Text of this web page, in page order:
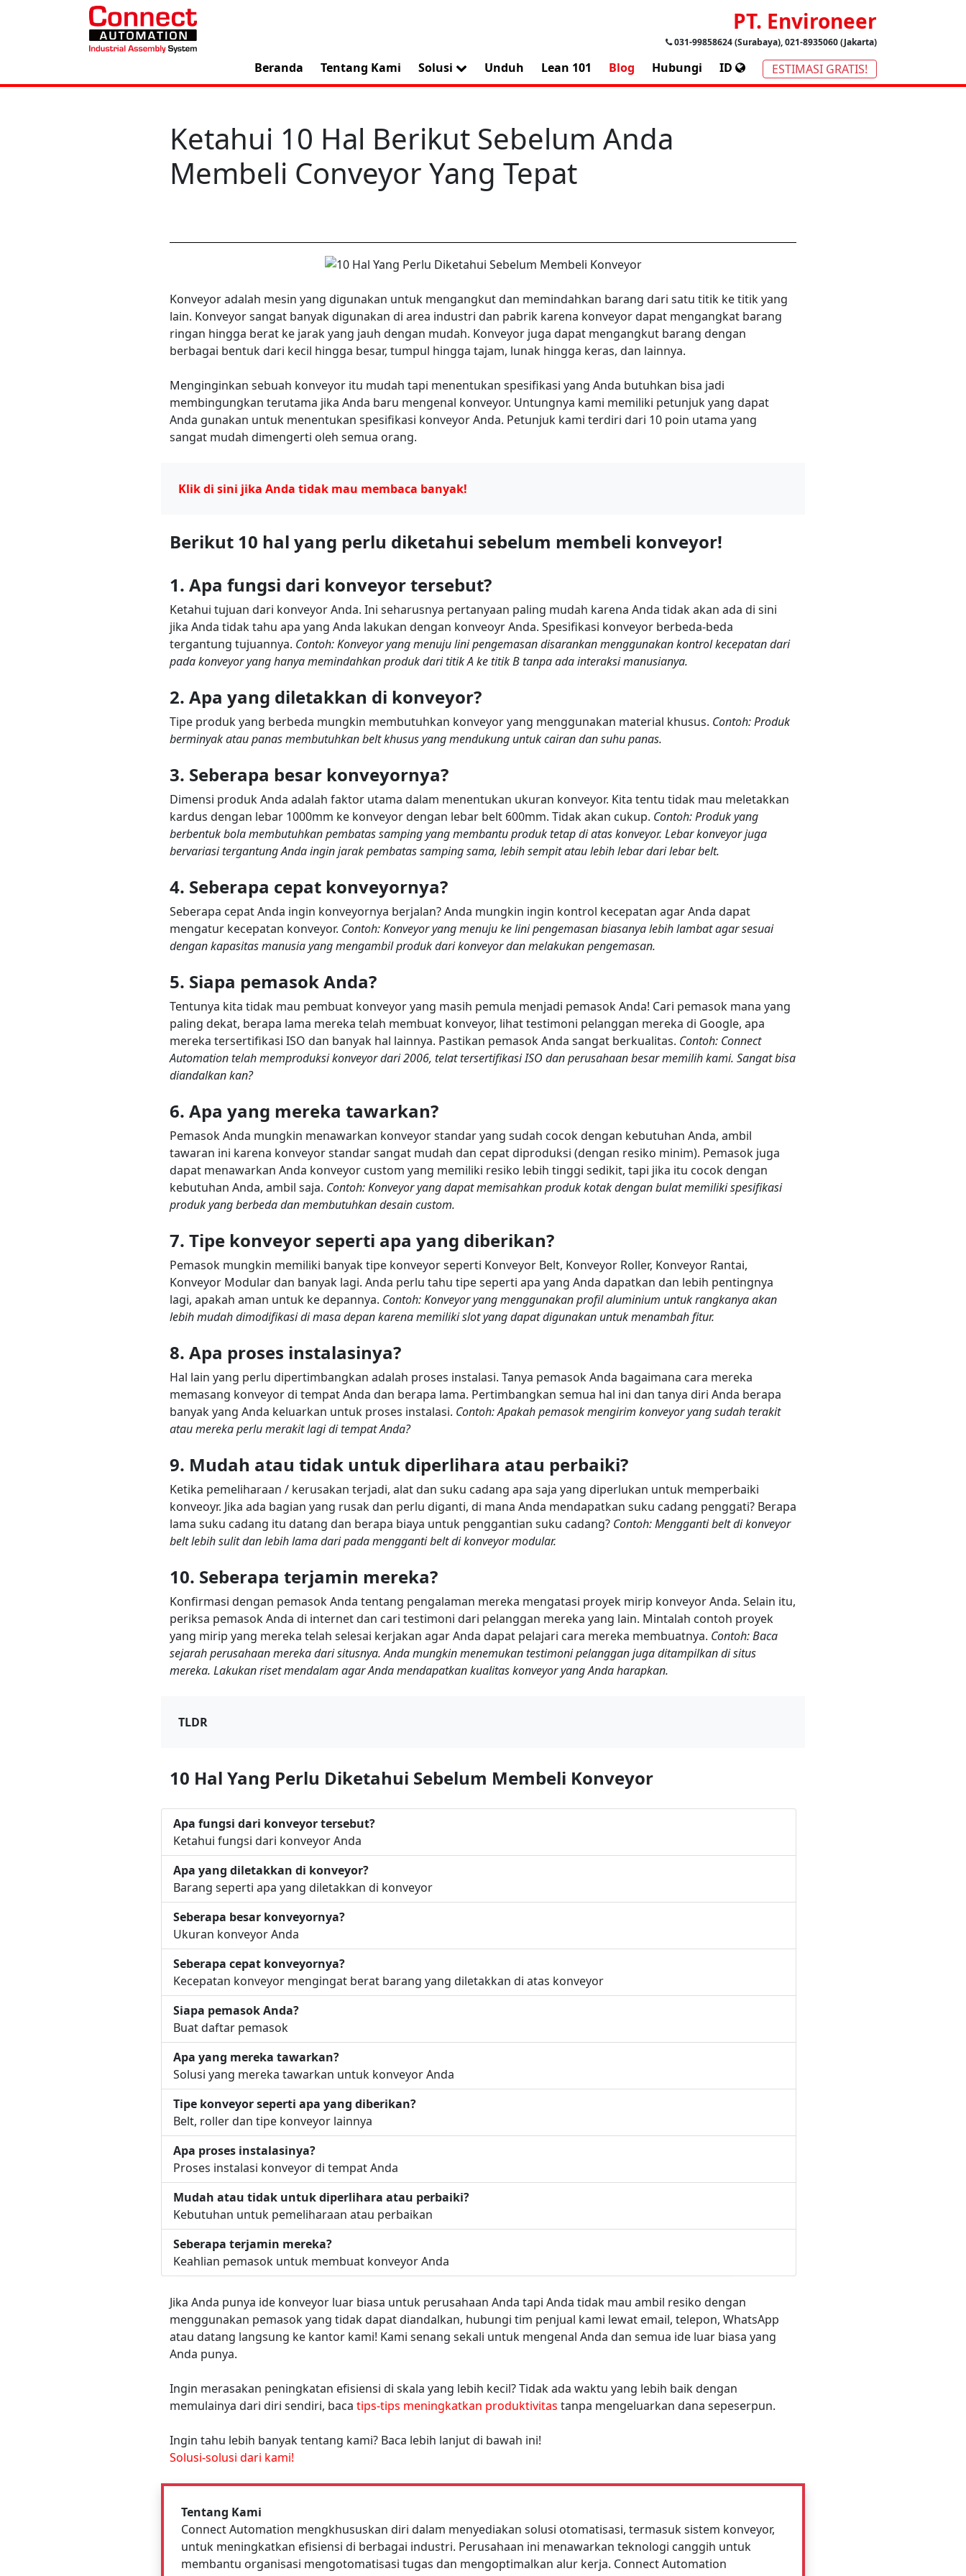
PT. Environeer
031-99858624 (Surabaya), 021-8935060 (Jakarta)
Beranda Tentang Kami Solusi Unduh Lean 101 Blog Hubungi ID ESTIMASI GRATIS!
This site is protected by reCAPTCHA and the Google
PolicyandTerms of Service
Ketahui 10 Hal Berikut Sebelum Anda
Membeli Conveyor Yang Tepat
Konveyor adalah mesin yang digunakan untuk mengangkut dan memindahkan barang dari satu titik ke titik yang
lain. Konveyor sangat banyak digunakan di area industri dan pabrik karena konveyor dapat mengangkat barang
ringan hingga berat ke jarak yang jauh dengan mudah. Konveyor juga dapat mengangkut barang dengan
berbagai bentuk dari kecil hingga besar, tumpul hingga tajam, lunak hingga keras, dan lainnya.
Menginginkan sebuah konveyor itu mudah tapi menentukan spesifikasi yang Anda butuhkan bisa jadi
membingungkan terutama jika Anda baru mengenal konveyor. Untungnya kami memiliki petunjuk yang dapat
Anda gunakan untuk menentukan spesifikasi konveyor Anda. Petunjuk kami terdiri dari 10 poin utama yang
sangat mudah dimengerti oleh semua orang.
Klik di sini jika Anda tidak mau membaca banyak!
Berikut 10 hal yang perlu diketahui sebelum membeli konveyor!
1. Apa fungsi dari konveyor tersebut?
Ketahui tujuan dari konveyor Anda. Ini seharusnya pertanyaan paling mudah karena Anda tidak akan ada di sini
jika Anda tidak tahu apa yang Anda lakukan dengan konveoyr Anda. Spesifikasi konveyor berbeda-beda
tergantung tujuannya. Contoh: Konveyor yang menuju lini pengemasan disarankan menggunakan kontrol kecepatan dari
pada konveyor yang hanya memindahkan produk dari titik A ke titik B tanpa ada interaksi manusianya.
2. Apa yang diletakkan di konveyor?
Tipe produk yang berbeda mungkin membutuhkan konveyor yang menggunakan material khusus. Contoh: Produk
berminyak atau panas membutuhkan belt khusus yang mendukung untuk cairan dan suhu panas.
3. Seberapa besar konveyornya?
Dimensi produk Anda adalah faktor utama dalam menentukan ukuran konveyor. Kita tentu tidak mau meletakkan
kardus dengan lebar 1000mm ke konveyor dengan lebar belt 600mm. Tidak akan cukup. Contoh: Produk yang
berbentuk bola membutuhkan pembatas samping yang membantu produk tetap di atas konveyor. Lebar konveyor juga
bervariasi tergantung Anda ingin jarak pembatas samping sama, lebih sempit atau lebih lebar dari lebar belt.
4. Seberapa cepat konveyornya?
Seberapa cepat Anda ingin konveyornya berjalan? Anda mungkin ingin kontrol kecepatan agar Anda dapat
mengatur kecepatan konveyor. Contoh: Konveyor yang menuju ke lini pengemasan biasanya lebih lambat agar sesuai
dengan kapasitas manusia yang mengambil produk dari konveyor dan melakukan pengemasan.
5. Siapa pemasok Anda?
Tentunya kita tidak mau pembuat konveyor yang masih pemula menjadi pemasok Anda! Cari pemasok mana yang
paling dekat, berapa lama mereka telah membuat konveyor, lihat testimoni pelanggan mereka di Google, apa
mereka tersertifikasi ISO dan banyak hal lainnya. Pastikan pemasok Anda sangat berkualitas. Contoh: Connect
Automation telah memproduksi konveyor dari 2006, telat tersertifikasi ISO dan perusahaan besar memilih kami. Sangat bisa
diandalkan kan?
6. Apa yang mereka tawarkan?
Pemasok Anda mungkin menawarkan konveyor standar yang sudah cocok dengan kebutuhan Anda, ambil
tawaran ini karena konveyor standar sangat mudah dan cepat diproduksi (dengan resiko minim). Pemasok juga
dapat menawarkan Anda konveyor custom yang memiliki resiko lebih tinggi sedikit, tapi jika itu cocok dengan
kebutuhan Anda, ambil saja. Contoh: Konveyor yang dapat memisahkan produk kotak dengan bulat memiliki spesifikasi
produk yang berbeda dan membutuhkan desain custom.
7. Tipe konveyor seperti apa yang diberikan?
Pemasok mungkin memiliki banyak tipe konveyor seperti Konveyor Belt, Konveyor Roller, Konveyor Rantai,
Konveyor Modular dan banyak lagi. Anda perlu tahu tipe seperti apa yang Anda dapatkan dan lebih pentingnya
lagi, apakah aman untuk ke depannya. Contoh: Konveyor yang menggunakan profil aluminium untuk rangkanya akan
lebih mudah dimodifikasi di masa depan karena memiliki slot yang dapat digunakan untuk menambah fitur.
8. Apa proses instalasinya?
Hal lain yang perlu dipertimbangkan adalah proses instalasi. Tanya pemasok Anda bagaimana cara mereka
memasang konveyor di tempat Anda dan berapa lama. Pertimbangkan semua hal ini dan tanya diri Anda berapa
banyak yang Anda keluarkan untuk proses instalasi. Contoh: Apakah pemasok mengirim konveyor yang sudah terakit
atau mereka perlu merakit lagi di tempat Anda?
9. Mudah atau tidak untuk diperlihara atau perbaiki?
Ketika pemeliharaan / kerusakan terjadi, alat dan suku cadang apa saja yang diperlukan untuk memperbaiki
konveoyr. Jika ada bagian yang rusak dan perlu diganti, di mana Anda mendapatkan suku cadang penggati? Berapa
lama suku cadang itu datang dan berapa biaya untuk penggantian suku cadang? Contoh: Mengganti belt di konveyor
belt lebih sulit dan lebih lama dari pada mengganti belt di konveyor modular.
10. Seberapa terjamin mereka?
Konfirmasi dengan pemasok Anda tentang pengalaman mereka mengatasi proyek mirip konveyor Anda. Selain itu,
periksa pemasok Anda di internet dan cari testimoni dari pelanggan mereka yang lain. Mintalah contoh proyek
yang mirip yang mereka telah selesai kerjakan agar Anda dapat pelajari cara mereka membuatnya. Contoh: Baca
sejarah perusahaan mereka dari situsnya. Anda mungkin menemukan testimoni pelanggan juga ditampilkan di situs
mereka. Lakukan riset mendalam agar Anda mendapatkan kualitas konveyor yang Anda harapkan.
TLDR
10 Hal Yang Perlu Diketahui Sebelum Membeli Konveyor
Apa fungsi dari konveyor tersebut?
Ketahui fungsi dari konveyor Anda
Apa yang diletakkan di konveyor?
Barang seperti apa yang diletakkan di konveyor
Seberapa besar konveyornya?
Ukuran konveyor Anda
Seberapa cepat konveyornya?
Kecepatan konveyor mengingat berat barang yang diletakkan di atas konveyor
Siapa pemasok Anda?
Buat daftar pemasok
Apa yang mereka tawarkan?
Solusi yang mereka tawarkan untuk konveyor Anda
Tipe konveyor seperti apa yang diberikan?
Belt, roller dan tipe konveyor lainnya
Apa proses instalasinya?
Proses instalasi konveyor di tempat Anda
Mudah atau tidak untuk diperlihara atau perbaiki?
Kebutuhan untuk pemeliharaan atau perbaikan
Seberapa terjamin mereka?
Keahlian pemasok untuk membuat konveyor Anda
Jika Anda punya ide konveyor luar biasa untuk perusahaan Anda tapi Anda tidak mau ambil resiko dengan
menggunakan pemasok yang tidak dapat diandalkan, hubungi tim penjual kami lewat email, telepon, WhatsApp
atau datang langsung ke kantor kami! Kami senang sekali untuk mengenal Anda dan semua ide luar biasa yang
Anda punya.
Ingin merasakan peningkatan efisiensi di skala yang lebih kecil? Tidak ada waktu yang lebih baik dengan
memulainya dari diri sendiri, baca tips-tips meningkatkan produktivitas tanpa mengeluarkan dana sepeserpun.
Ingin tahu lebih banyak tentang kami? Baca lebih lanjut di bawah ini!
Solusi-solusi dari kami!
Tentang Kami
Connect Automation mengkhususkan diri dalam menyediakan solusi otomatisasi, termasuk sistem konveyor,
untuk meningkatkan efisiensi di berbagai industri. Perusahaan ini menawarkan teknologi canggih untuk
membantu organisasi mengotomatisasi tugas dan mengoptimalkan alur kerja. Connect Automation